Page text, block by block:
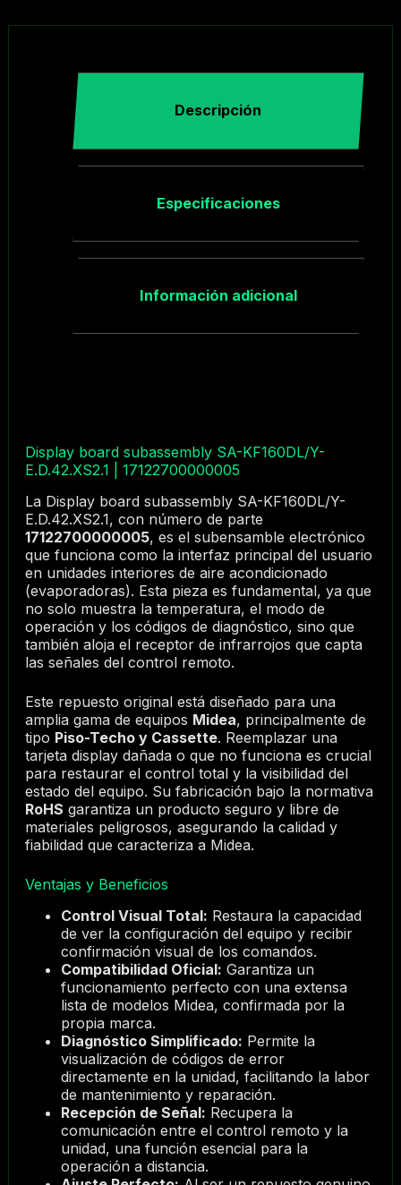
Descripción
Especificaciones
Información adicional
Display board subassembly SA-KF160DL/Y-
E.D.42.XS2.1 | 17122700000005
La Display board subassembly SA-KF160DL/Y-
E.D.42.XS2.1, con número de parte
17122700000005, es el subensamble electrónico
que funciona como la interfaz principal del usuario
en unidades interiores de aire acondicionado
(evaporadoras). Esta pieza es fundamental, ya que
no solo muestra la temperatura, el modo de
operación y los códigos de diagnóstico, sino que
también aloja el receptor de infrarrojos que capta
las señales del control remoto.
Este repuesto original está diseñado para una
amplia gama de equipos Midea, principalmente de
tipo Piso-Techo y Cassette. Reemplazar una
tarjeta display dañada o que no funciona es crucial
para restaurar el control total y la visibilidad del
estado del equipo. Su fabricación bajo la normativa
RoHS garantiza un producto seguro y libre de
materiales peligrosos, asegurando la calidad y
fiabilidad que caracteriza a Midea.
Ventajas y Beneficios
Control Visual Total: Restaura la capacidad
de ver la configuración del equipo y recibir
confirmación visual de los comandos.
Compatibilidad Oficial: Garantiza un
funcionamiento perfecto con una extensa
lista de modelos Midea, confirmada por la
propia marca.
Diagnóstico Simplificado: Permite la
visualización de códigos de error
directamente en la unidad, facilitando la labor
de mantenimiento y reparación.
Recepción de Señal: Recupera la
comunicación entre el control remoto y la
unidad, una función esencial para la
operación a distancia.